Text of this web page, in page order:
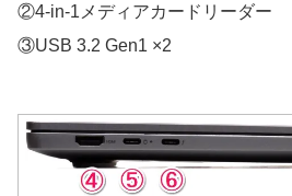
②4-in-1メディアカードリーダー
③USB 3.2 Gen1 ×2